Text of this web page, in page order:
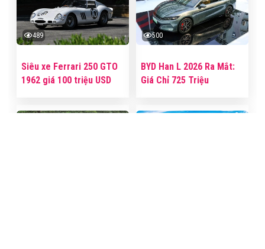
489
Siêu xe Ferrari 250 GTO
1962 giá 100 triệu USD
500
BYD Han L 2026 Ra Mắt:
Giá Chỉ 725 Triệu